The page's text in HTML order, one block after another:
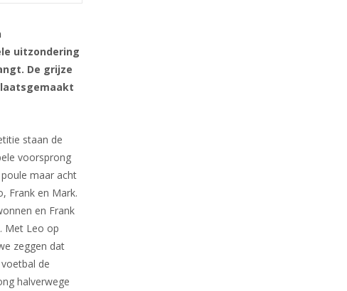
uitzondering
De grijze
staan de
voorsprong
maar acht
Frank en Mark.
en Frank
Met Leo op
zeggen dat
de
halverwege